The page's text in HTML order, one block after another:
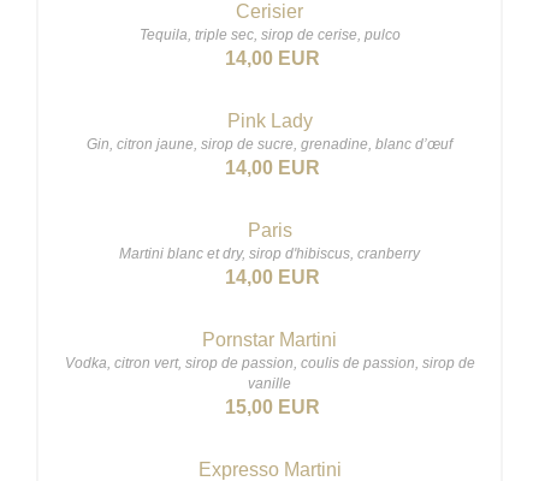
Cerisier
Tequila, triple sec, sirop de cerise, pulco
14,00 EUR
Pink Lady
Gin, citron jaune, sirop de sucre, grenadine, blanc d’œuf
14,00 EUR
Paris
Martini blanc et dry, sirop d'hibiscus, cranberry
14,00 EUR
Pornstar Martini
Vodka, citron vert, sirop de passion, coulis de passion, sirop de
vanille
15,00 EUR
Expresso Martini